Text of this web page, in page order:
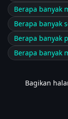
Berapa banyak
Berapa banyak
Berapa banyak
Berapa banyak
Bagikan